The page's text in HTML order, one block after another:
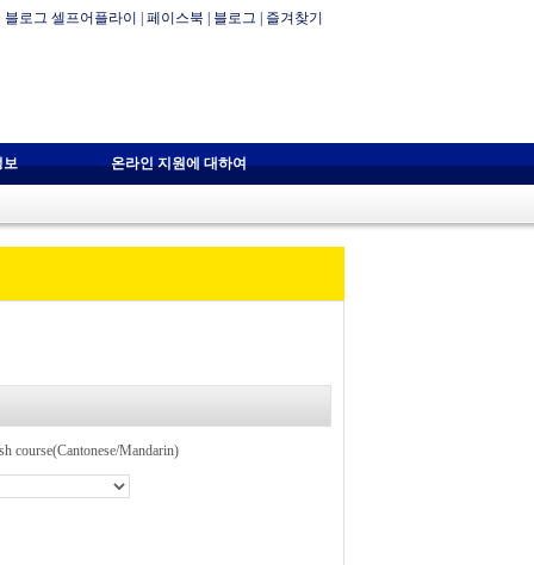
블로그 셀프어플라이 페이스북 블로그 즐겨찾기
보 온라인 지원에 대하여
course(Cantonese/Mandarin)